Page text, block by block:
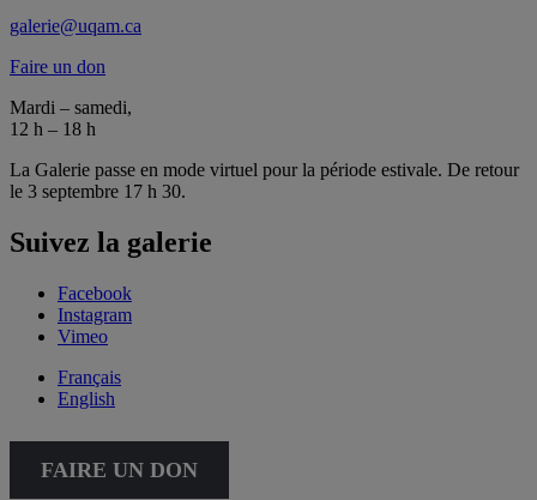
galerie@uqam.ca
Faire un don
Mardi – samedi,
12 h – 18 h
La Galerie passe en mode virtuel pour la période estivale. De retour
le 3 septembre 17 h 30.
Suivez la galerie
Facebook
Instagram
Vimeo
Français
English
FAIRE UN DON